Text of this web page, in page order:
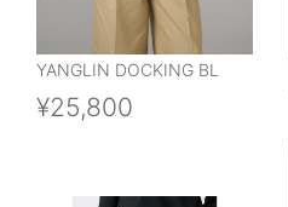
YANGLIN DOCKING BL
¥25,800